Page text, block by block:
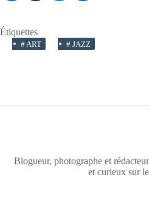
Étiquettes
# ART # JAZZ
Blogueur, photographe et
et curieux sur